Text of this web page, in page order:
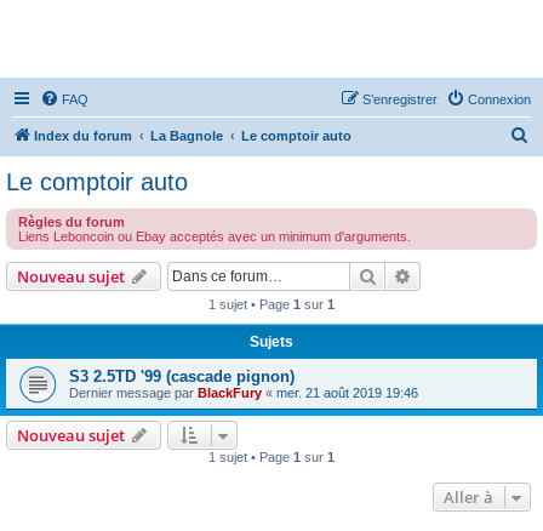
FAQ Connexion
S’enregistrer
Index du forum La Bagnole Le comptoir auto
e
Le comptoir auto
Règles du forum
Liens Leboncoin ou Ebay acceptés avec un minimum d'arguments.
Nouveau sujet Rechercher
1 sujet • Page 1 sur 1
Sujets
S3 2.5TD '99 (cascade pignon)
Dernier message par BlackFury « mer. 21 août 2019 19:46
Nouveau sujet
1 sujet • Page 1 sur 1
Aller à